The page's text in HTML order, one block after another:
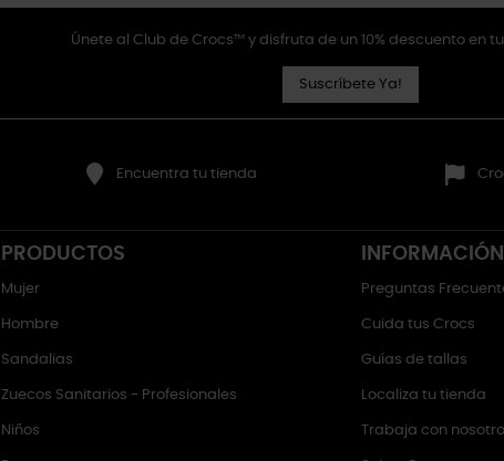
Únete al Club de Crocs™ y disfruta de un 10% descuento en
Suscríbete Ya!
Encuentra tu tienda
PRODUCTOS
Mujer
Hombre
Sandalias
Zuecos Sanitarios - Profesionales
Niños
INFORMACIÓN
Preguntas
Cuida tus Crocs
Guías de tallas
Localiza tu tienda
Trabaja con